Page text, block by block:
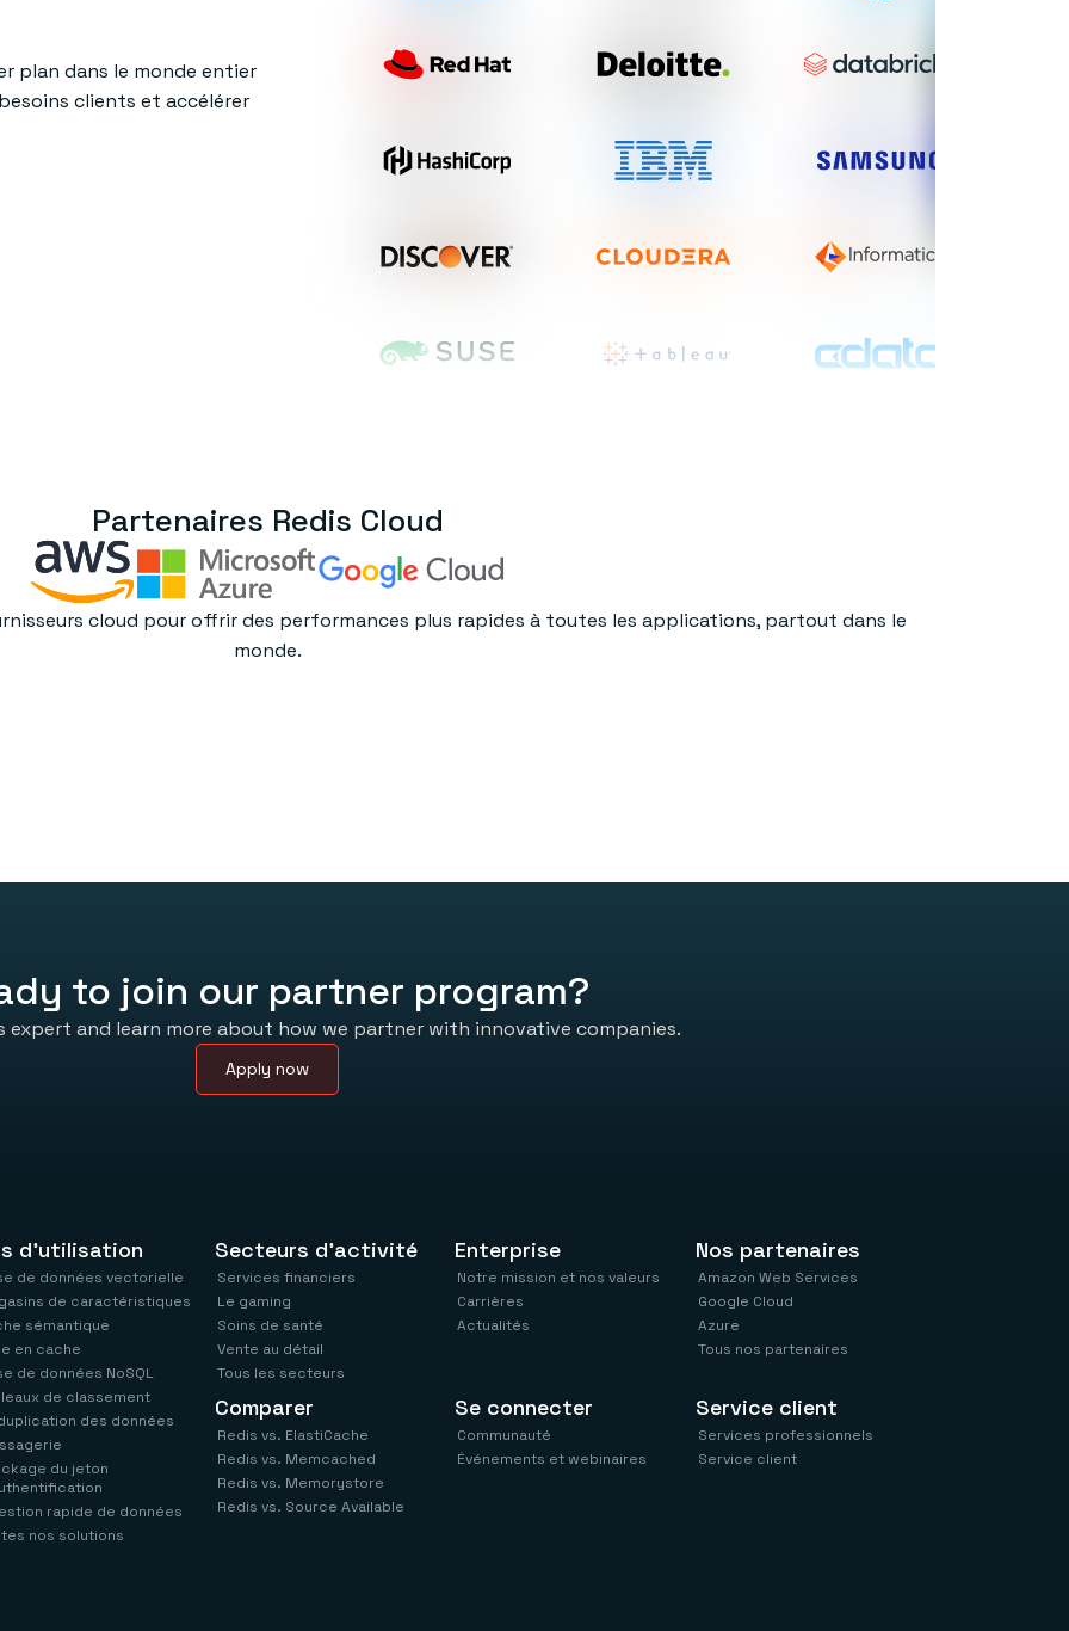
plan dans le monde entier
clients et accélérer
Partenaires Redis Cloud
cloud pour offrir des performances plus rapides à toutes les applications, partout dans le
monde.
to join our partner program?
expert and learn more about how we partner with innovative companies.
Apply now
d'utilisation
de données vectorielle
de caractéristiques
sémantique
en cache
de données NoSQL
de classement
des données
du jeton
rapide de données
nos solutions
Secteurs d'activité
Services financiers
Le gaming
Soins de santé
Vente au détail
Tous les secteurs
Comparer
Redis vs. ElastiCache
Redis vs. Memcached
Redis vs. Memorystore
Redis vs. Source Available
Enterprise
Notre mission et nos valeurs
Carrières
Actualités
Se connecter
Communauté
Événements et webinaires
Nos partenaires
Amazon Web Services
Google Cloud
Azure
Tous nos partenaires
Service client
Services professionnels
Service client